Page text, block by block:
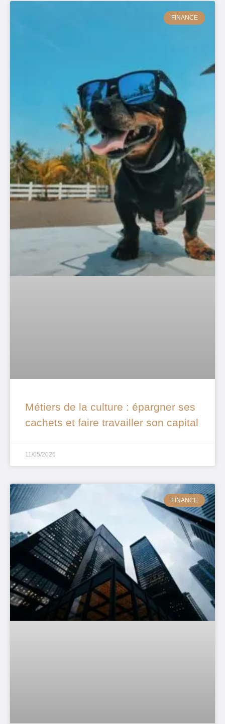
FINANCE
Métiers de la culture : épargner ses
cachets et faire travailler son capital
11/05/2026
FINANCE